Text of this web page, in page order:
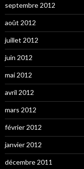
septembre 2012
août 2012
juillet 2012
juin 2012
mai 2012
avril 2012
mars 2012
février 2012
janvier 2012
décembre 2011